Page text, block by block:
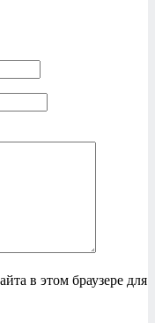
в этом браузере для